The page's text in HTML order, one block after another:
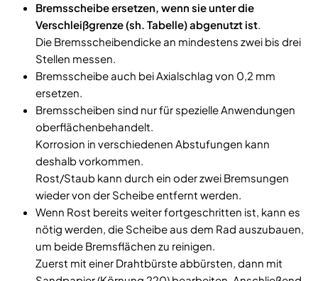
Bremsscheibe ersetzen, wenn sie unter die
Verschleißgrenze (sh. Tabelle) abgenutzt ist.
Die Bremsscheibendicke an mindestens zwei bis drei
Stellen messen.
Bremsscheibe auch bei Axialschlag von 0,2 mm
ersetzen.
Bremsscheiben sind nur für spezielle Anwendungen
oberflächenbehandelt.
Korrosion in verschiedenen Abstufungen kann
deshalb vorkommen.
Rost/Staub kann durch ein oder zwei Bremsungen
wieder von der Scheibe entfernt werden.
Wenn Rost bereits weiter fortgeschritten ist, kann es
nötig werden, die Scheibe aus dem Rad auszubauen,
um beide Bremsflächen zu reinigen.
Zuerst mit einer Drahtbürste abbürsten, dann mit